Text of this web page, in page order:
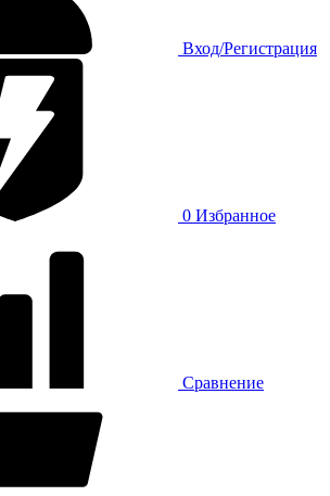
Вход/Регистрация
0 Избранное
Сравнение